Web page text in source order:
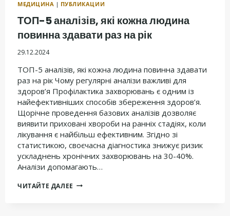
МЕДИЦИНА | ПУБЛИКАЦИИ
ТОП-5 аналізів, які кожна людина
повинна здавати раз на рік
29.12.2024
ТОП-5 аналізів, які кожна людина повинна здавати
раз на рік Чому регулярні аналізи важливі для
здоров’я Профілактика захворювань є одним із
найефективніших способів збереження здоров’я.
Щорічне проведення базових аналізів дозволяє
виявити приховані хвороби на ранніх стадіях, коли
лікування є найбільш ефективним. Згідно зі
статистикою, своєчасна діагностика знижує ризик
ускладнень хронічних захворювань на 30-40%.
Аналізи допомагають…
ЧИТАЙТЕ ДАЛЕЕ ТОП-5